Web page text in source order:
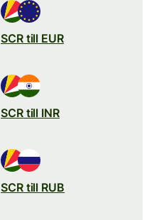
SCR till EUR
SCR till INR
SCR till RUB